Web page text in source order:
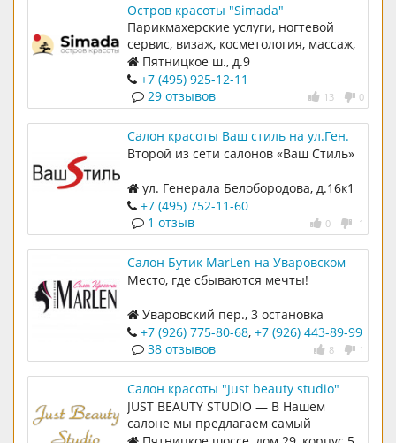
Остров красоты "Simada"
Парикмахерские услуги, ногтевой
сервис, визаж, косметология, массаж,
солярий
Пятницкое ш., д.9
+7 (495) 925-12-11
13 0
29 отзывов
Салон красоты Ваш стиль на ул.Ген.
Белобородова
Второй из сети салонов «Ваш Стиль»
ул. Генерала Белобородова, д.16к1
+7 (495) 752-11-60
0 -1
1 отзыв
Салон Бутик MarLen на Уваровском
переулке
Место, где сбываются мечты!
Уваровский пер., 3 остановка
Бассейн, вход со двора
+7 (926) 775-80-68, +7 (926) 443-89-99
8 1
38 отзывов
Салон красоты "Just beauty studio"
JUST BEAUTY STUDIO — В Нашем
салоне мы предлагаем самый